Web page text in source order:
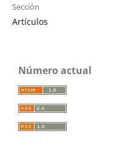
Sección
Artículos
Número actual